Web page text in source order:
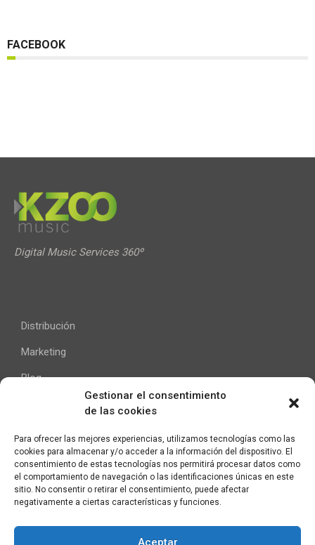
Gestionar el consentimiento
de las cookies
Para ofrecer las mejores experiencias, utilizamos tecnologías como las
cookies para almacenar y/o acceder a la información del dispositivo. El
consentimiento de estas tecnologías nos permitirá procesar datos como
el comportamiento de navegación o las identificaciones únicas en este
sitio. No consentir o retirar el consentimiento, puede afectar
negativamente a ciertas características y funciones.
Aceptar
FACEBOOK
Digital Music Services 360º
Distribución
Marketing
Blog
Ayuda
Contacto
Aviso Legal